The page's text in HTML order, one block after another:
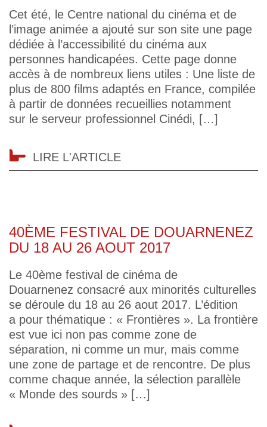
Cet été, le Centre national du cinéma et de
l’image animée a ajouté sur son site une page
dédiée à l’accessibilité du cinéma aux
personnes handicapées. Cette page donne
accès à de nombreux liens utiles : Une liste de
plus de 800 films adaptés en France, compilée
à partir de données recueillies notamment
sur le serveur professionnel Cinédi, […]
LIRE L'ARTICLE
40ÈME FESTIVAL DE DOUARNENEZ
DU 18 AU 26 AOUT 2017
Le 40ème festival de cinéma de
Douarnenez consacré aux minorités culturelles
se déroule du 18 au 26 aout 2017. L’édition
a pour thématique : « Frontières ». La frontière
est vue ici non pas comme zone de
séparation, ni comme un mur, mais comme
une zone de partage et de rencontre. De plus
comme chaque année, la sélection parallèle
« Monde des sourds » […]